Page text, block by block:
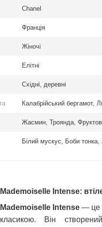
Chanel
Франція
Жіночі
Елітні
Східні, деревні
Калабрійський бергамот,
Жасмин, Троянда,
Білий мускус, Боби
Intense:
Intense — це
Він